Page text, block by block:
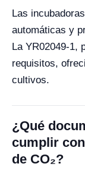
Las
automáticas y
La YR02049-1,
requisitos,
cultivos.
¿Qué
cumplir
de CO₂?